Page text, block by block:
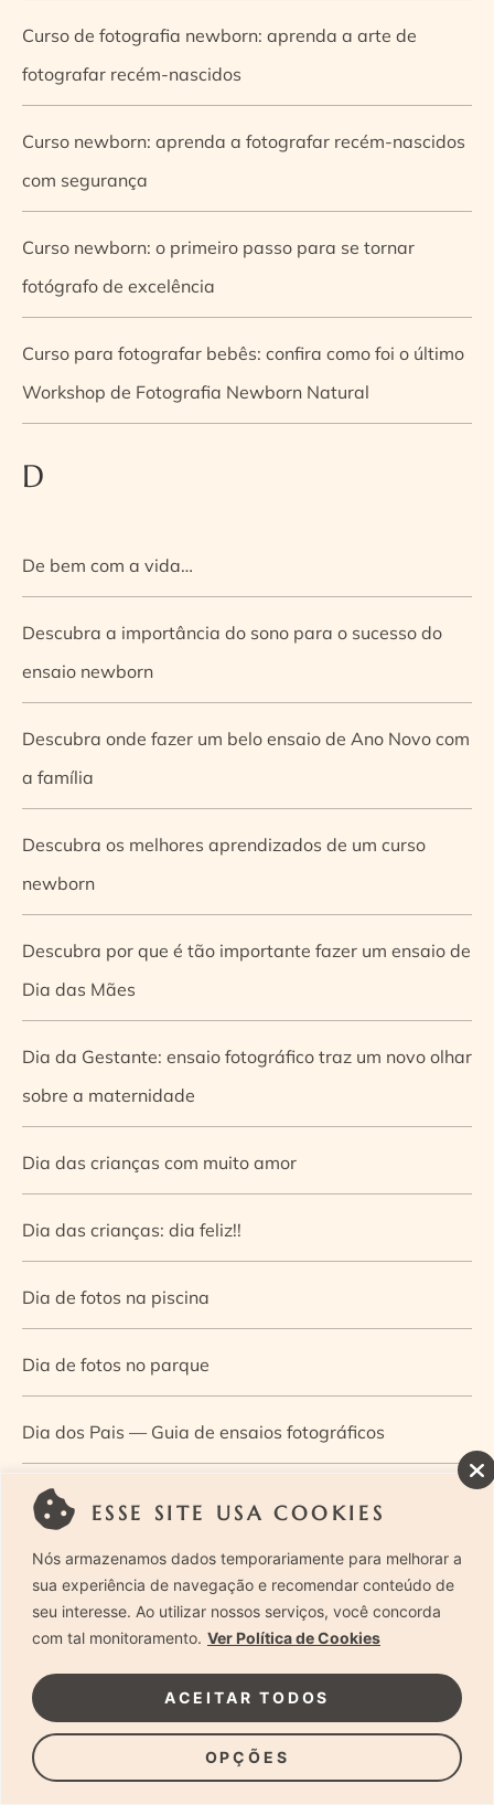
ESSE SITE USA COOKIES
Nós armazenamos dados temporariamente para melhorar a
sua experiência de navegação e recomendar conteúdo de
seu interesse. Ao utilizar nossos serviços, você concorda
com tal monitoramento. Ver Política de Cookies
OPÇÕES
ACEITAR TODOS
Curso de fotografia newborn: aprenda a arte de
fotografar recém-nascidos
Curso newborn: aprenda a fotografar recém-nascidos
com segurança
Curso newborn: o primeiro passo para se tornar
fotógrafo de excelência
Curso para fotografar bebês: confira como foi o último
Workshop de Fotografia Newborn Natural
D
De bem com a vida…
Descubra a importância do sono para o sucesso do
ensaio newborn
Descubra onde fazer um belo ensaio de Ano Novo com
a família
Descubra os melhores aprendizados de um curso
newborn
Descubra por que é tão importante fazer um ensaio de
Dia das Mães
Dia da Gestante: ensaio fotográfico traz um novo olhar
sobre a maternidade
Dia das crianças com muito amor
Dia das crianças: dia feliz!!
Dia de fotos na piscina
Dia de fotos no parque
Dia dos Pais — Guia de ensaios fotográficos
Dia Mundial da Infância: como a fotografia ajuda a
construir a memória e a identidade da criança
Diário de uma grávida e sua pequena
Dica de especialista: como otimizar o fluxo de trabalho
no ensaio newborn?
Dica de especialista: qual o melhor guia de poses para